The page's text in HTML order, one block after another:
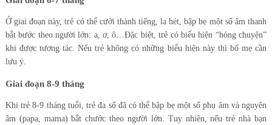
Ở giai đoạn này, trẻ có thể cười thành tiếng, la hét, bập bẹ một số âm thanh
bắt bước theo người lớn: a, ơ, ô…Đặc biệt, trẻ có biểu hiện “hóng chuyện”
khi được tương tác. Nếu trẻ không có những biểu hiện này thì bố mẹ cần
lưu ý.
Giai đoạn 8-9 tháng
Khi trẻ 8-9 tháng tuổi, trẻ đa số đã có thể bập bẹ một số phụ âm và nguyên
âm (papa, mama) bắt chước theo người lớn. Tuy nhiên, nếu trẻ nhà bạn